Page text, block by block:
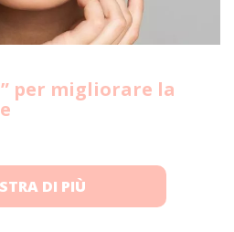
per migliorare la
DI PIÙ